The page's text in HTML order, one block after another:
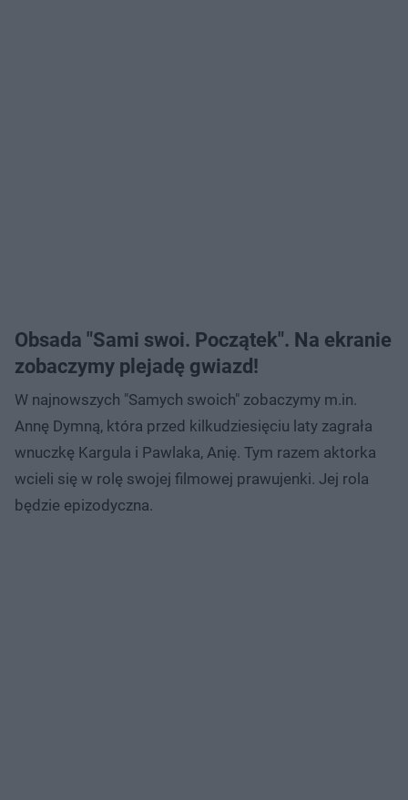
Obsada "Sami swoi. Początek". Na ekranie
zobaczymy plejadę gwiazd!
W najnowszych "Samych swoich" zobaczymy m.in.
Annę Dymną, która przed kilkudziesięciu laty zagrała
wnuczkę Kargula i Pawlaka, Anię. Tym razem aktorka
wcieli się w rolę swojej filmowej prawujenki. Jej rola
będzie epizodyczna.